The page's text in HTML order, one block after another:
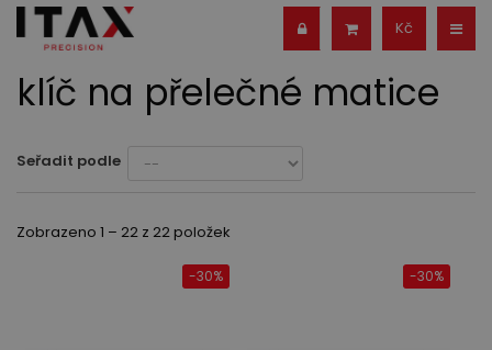
Kč
klíč na přelečné matice
Seřadit podle
Zobrazeno 1 – 22 z 22 položek
-30% -30%